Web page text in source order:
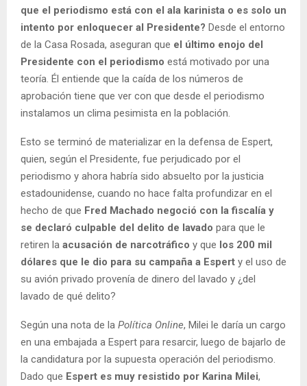
que el periodismo está con el ala karinista o es solo un
intento por enloquecer al Presidente? Desde el entorno
de la Casa Rosada, aseguran que el último enojo del
Presidente con el periodismo está motivado por una
teoría. Él entiende que la caída de los números de
aprobación tiene que ver con que desde el periodismo
instalamos un clima pesimista en la población.
Esto se terminó de materializar en la defensa de Espert,
quien, según el Presidente, fue perjudicado por el
periodismo y ahora habría sido absuelto por la justicia
estadounidense, cuando no hace falta profundizar en el
hecho de que Fred Machado negoció con la fiscalía y
se declaró culpable del delito de lavado para que le
retiren la acusación de narcotráfico y que los 200 mil
dólares que le dio para su campaña a Espert y el uso de
su avión privado provenía de dinero del lavado y ¿del
lavado de qué delito?
Según una nota de la Política Online, Milei le daría un cargo
en una embajada a Espert para resarcir, luego de bajarlo de
la candidatura por la supuesta operación del periodismo.
Dado que Espert es muy resistido por Karina Milei,